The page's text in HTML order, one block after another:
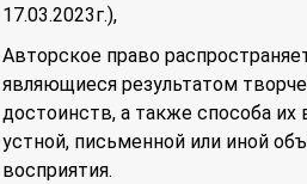
17.03.2023г.),
Авторское право
являющиеся результатом
достоинств, а также способа
устной, письменной или иной
восприятия.